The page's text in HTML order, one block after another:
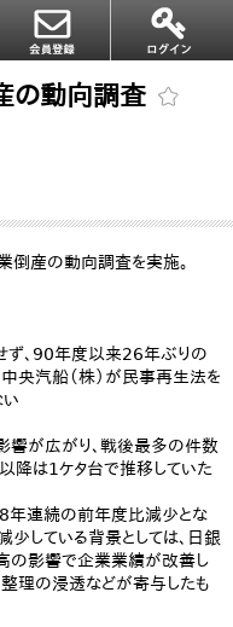
の動向調査
倒産の動向調査を実施。
、90年度以来26年ぶりの
央汽船（株）が民事再生法を
響が広がり、戦後最多の件数
降は1ケタ台で推移していた
連続の前年度比減少とな
している背景としては、日銀
の影響で企業業績が改善し
整理の浸透などが寄与したも